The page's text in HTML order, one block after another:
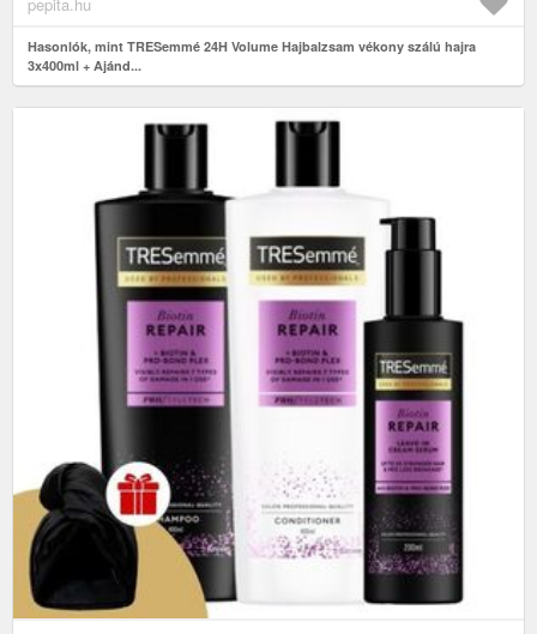
pepita.hu
Hasonlók, mint TRESemmé 24H Volume Hajbalzsam vékony szálú hajra
3x400ml + Ajánd...